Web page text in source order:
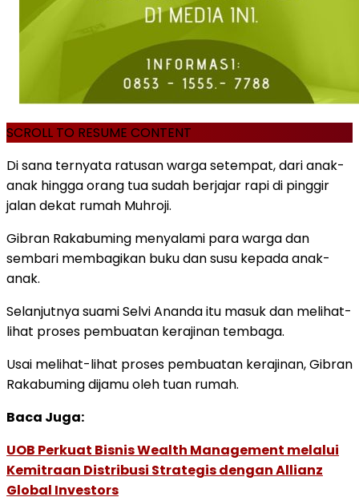
SCROLL TO RESUME CONTENT
Di sana ternyata ratusan warga setempat, dari anak-
anak hingga orang tua sudah berjajar rapi di pinggir
jalan dekat rumah Muhroji.
Gibran Rakabuming menyalami para warga dan
sembari membagikan buku dan susu kepada anak-
anak.
Selanjutnya suami Selvi Ananda itu masuk dan melihat-
lihat proses pembuatan kerajinan tembaga.
Usai melihat-lihat proses pembuatan kerajinan, Gibran
Rakabuming dijamu oleh tuan rumah.
Baca Juga:
UOB Perkuat Bisnis Wealth Management melalui
Kemitraan Distribusi Strategis dengan Allianz
Global Investors